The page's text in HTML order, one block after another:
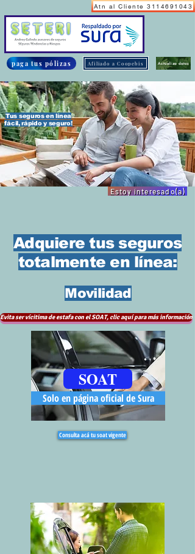
Actualiza datos
paga tus pólizas
Atn al Cliente 3114691043
Afiliado a Coopebis
Tus seguros en línea
fácil, rápido y seguro!
Estoy interesado(a)
Adquiere tus seguros
totalmente en línea:
Movilidad
Evita ser vícitima de estafa con el SOAT, clic aquí para más información
SOAT
Solo en página oficial de Sura
Consulta acá tu soat vigente